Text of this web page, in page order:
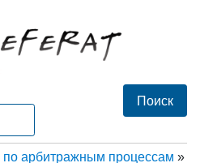
арбитражным процессам »